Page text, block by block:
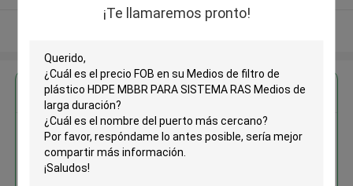
¡Te llamaremos pronto!
Obtenga el mejor precio por
Medios de filtro de plástico
HDPE MBBR PARA SISTEMA